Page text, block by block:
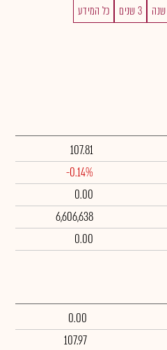
שנה 3 שנים כל המידע
107.81
-0.14%
0.00
6,606,638
0.00
0.00
107.97